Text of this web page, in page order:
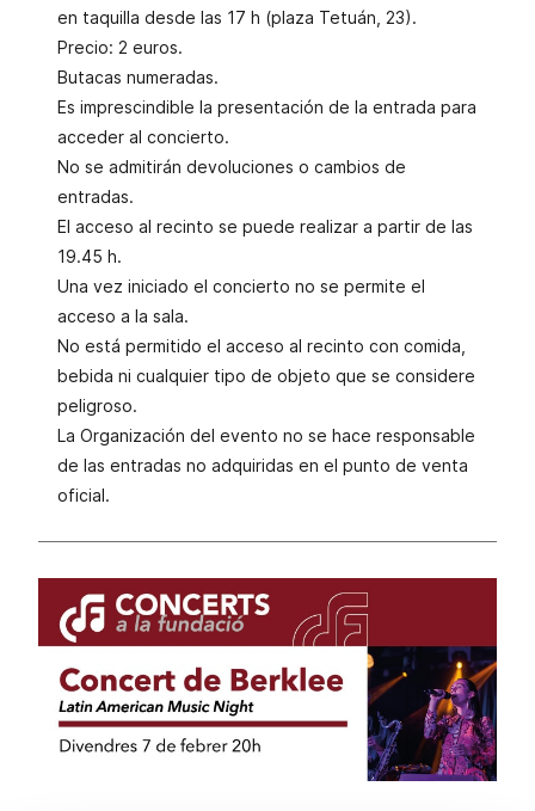
en taquilla desde las 17 h (plaza Tetuán, 23).
Precio: 2 euros.
Butacas numeradas.
Es imprescindible la presentación de la entrada para
acceder al concierto.
No se admitirán devoluciones o cambios de
entradas.
El acceso al recinto se puede realizar a partir de las
19.45 h.
Una vez iniciado el concierto no se permite el
acceso a la sala.
No está permitido el acceso al recinto con comida,
bebida ni cualquier tipo de objeto que se considere
peligroso.
La Organización del evento no se hace responsable
de las entradas no adquiridas en el punto de venta
oficial.